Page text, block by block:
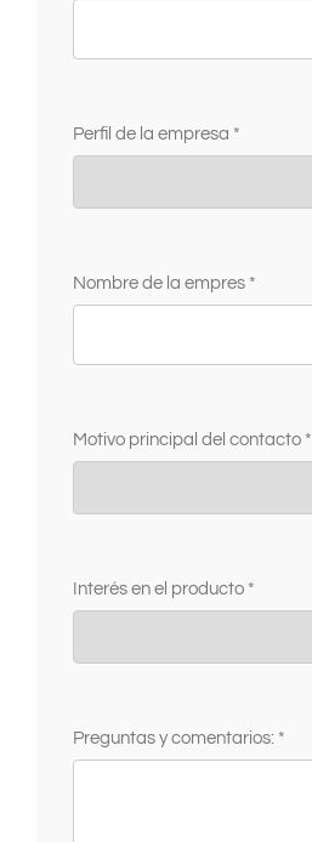
Perfil de la empresa *
Nombre de la empres *
Motivo principal del contacto *
Interés en el producto *
Preguntas y comentarios: *